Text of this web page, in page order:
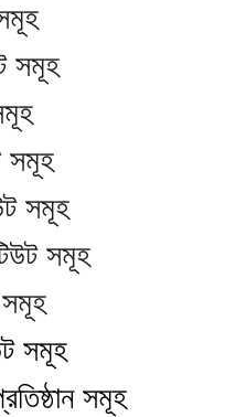
সমূহ
সমূহ
সমূহ
সমূহ
সমূহ
সমূহ
সমূহ